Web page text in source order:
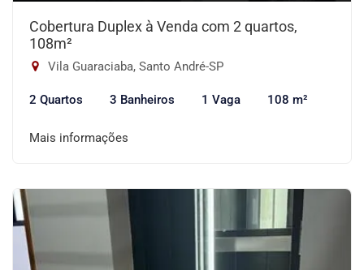
Cobertura Duplex à Venda com 2 quartos,
108m²
Vila Guaraciaba, Santo André-SP
2 Quartos 3 Banheiros 1 Vaga 108 m²
Mais informações